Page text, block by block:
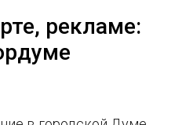
рекламе: